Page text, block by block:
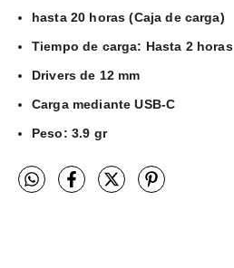
hasta 20 horas (Caja de carga)
Tiempo de carga: Hasta 2 horas
Drivers de 12 mm
Carga mediante USB-C
Peso: 3.9 gr